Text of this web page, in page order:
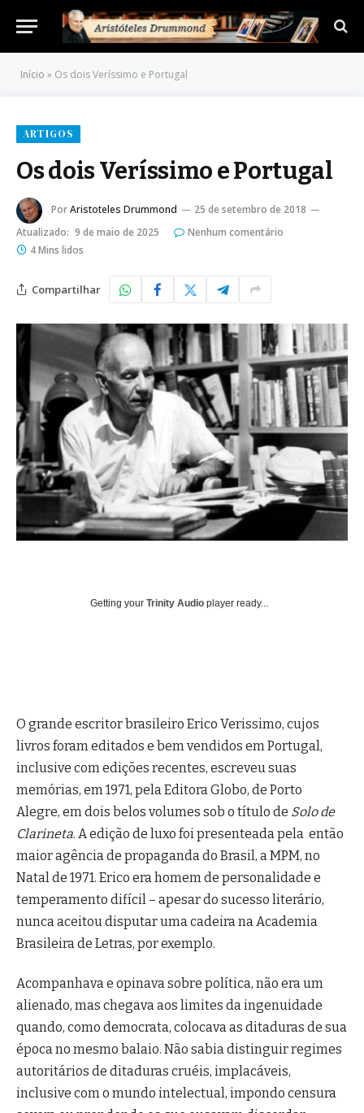
Início » Os dois Veríssimo e Portugal
ARTIGOS
Os dois Veríssimo e Portugal
PorAristoteles Drummond
25 de setembro de 2018
Atualizado: 9 de maio de 2025
Nenhum comentário
4 Mins lidos
Compartilhar
Getting your Trinity Audio player ready...
O grande escritor brasileiro Erico Verissimo, cujos
livros foram editados e bem vendidos em Portugal,
inclusive com edições recentes, escreveu suas
memórias, em 1971, pela Editora Globo, de Porto
Alegre, em dois belos volumes sob o título de Solo de
Clarineta. A edição de luxo foi presenteada pela então
maior agência de propaganda do Brasil, a MPM, no
Natal de 1971. Erico era homem de personalidade e
temperamento difícil – apesar do sucesso literário,
nunca aceitou disputar uma cadeira na Academia
Brasileira de Letras, por exemplo.
Acompanhava e opinava sobre política, não era um
alienado, mas chegava aos limites da ingenuidade
quando, como democrata, colocava as ditaduras de sua
época no mesmo balaio. Não sabia distinguir regimes
autoritários de ditaduras cruéis, implacáveis,
inclusive com o mundo intelectual, impondo censura